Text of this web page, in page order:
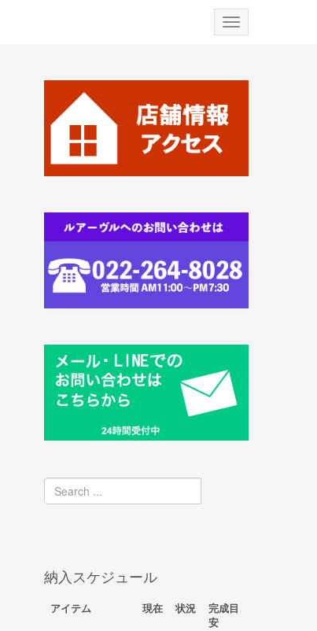
N
a
a
納入スケジュール
アイテム 現在 状況
完成目
安